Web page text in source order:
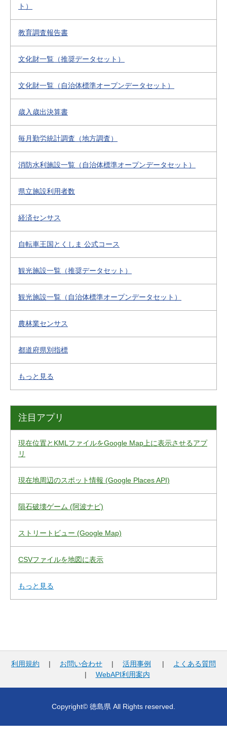
ト）
教育調査報告書
文化財一覧（推奨データセット）
文化財一覧（自治体標準オープンデータセット）
歳入歳出決算書
毎月勤労統計調査（地方調査）
消防水利施設一覧（自治体標準オープンデータセット）
県立施設利用者数
経済センサス
自転車王国とくしま 公式コース
観光施設一覧（推奨データセット）
観光施設一覧（自治体標準オープンデータセット）
農林業センサス
都道府県別指標
もっと見る
注目アプリ
現在位置とKMLファイルをGoogle Map上に表示させるアプ
リ
現在地周辺のスポット情報 (Google Places API)
隕石破壊ゲーム (阿波ナビ)
ストリートビュー (Google Map)
CSVファイルを地図に表示
もっと見る
利用規約 | お問い合わせ | 活用事例 |
よくある質問
| WebAPI利用案内
Copyright© 徳島県 All Rights reserved.